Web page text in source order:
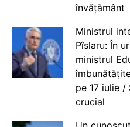
învățământ
Ministrul
Pîslaru: În
ministrul
pe 17 iulie
crucial